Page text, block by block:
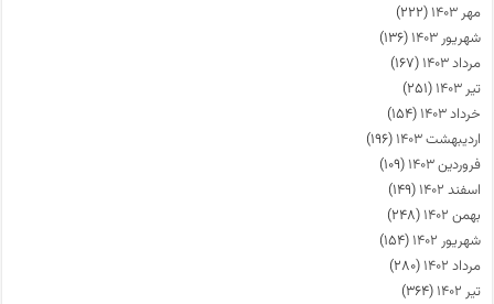
مهر ۱۴۰۳
(۲۲۲)
شهریور ۱۴۰۳
(۱۳۶)
مرداد ۱۴۰۳
(۱۶۷)
تیر ۱۴۰۳
(۲۵۱)
خرداد ۱۴۰۳
(۱۵۴)
اردیبهشت ۱۴۰۳
(۱۹۶)
فروردین ۱۴۰۳
(۱۰۹)
اسفند ۱۴۰۲
(۱۴۹)
بهمن ۱۴۰۲
(۲۴۸)
شهریور ۱۴۰۲
(۱۵۴)
مرداد ۱۴۰۲
(۲۸۰)
تیر ۱۴۰۲
(۳۶۴)